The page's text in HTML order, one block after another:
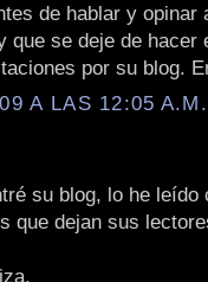
de hablar y opinar
que se deje de hacer
por su blog.
A LAS 12:05 A.M.
su blog, lo he leído
que dejan sus